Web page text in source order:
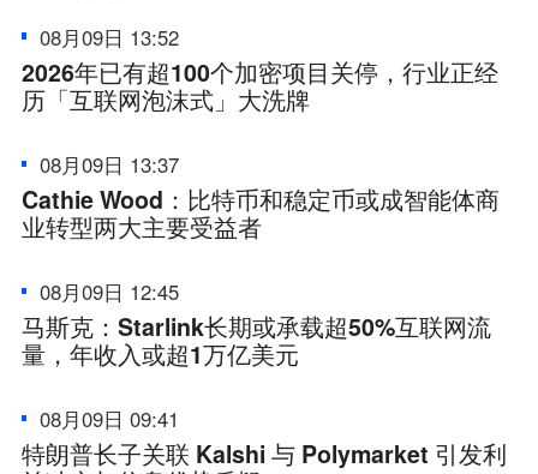
08月09日 13:52
2026年已有超100个加密项目关停，行业正经
历「互联网泡沫式」大洗牌
08月09日 13:37
Cathie Wood：比特币和稳定币或成智能体商
业转型两大主要受益者
08月09日 12:45
马斯克：Starlink长期或承载超50%互联网流
量，年收入或超1万亿美元
08月09日 09:41
特朗普长子关联 Kalshi 与 Polymarket 引发利